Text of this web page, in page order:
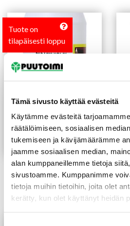
Tämä sivusto käyttää evästeitä
Käytämme evästeitä
räätälöimiseen, sosiaalisen
tukemiseen ja kävijämäärämme
jaamme sosiaalisen median,
alan kumppaneillemme tietoja
sivustoamme. Kumppanimme
tietoja muihin tietoihin, joita olet
kerätty, kun olet käyttänyt heidän
Tuote on
tilapäisesti loppu
Parafiiniöljy 0,5 l
10,00€/prk(20 €/L)
Lue lisää
Tutustu myös